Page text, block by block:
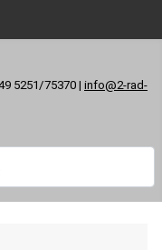
5251/75370 | info@2-rad-